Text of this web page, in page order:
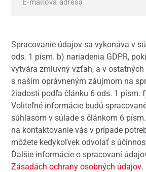
Spracovanie údajov sa vykonáva v
ods. 1 písm. b) nariadenia GDPR,
vytvára zmluvný vzťah, a v
s naším oprávneným záujmom na
žiadosti podľa článku 6 ods. 1 písm.
Voliteľné informácie budú
súhlasom v súlade s článkom 6
na kontaktovanie vás v prípade
môžete kedykoľvek odvolať s
Ďalšie informácie o spracovaní
Zásadách ochrany osobných údajov.